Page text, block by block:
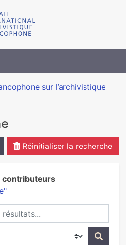
sur l’archivistique
Réinitialiser la recherche
contributeurs